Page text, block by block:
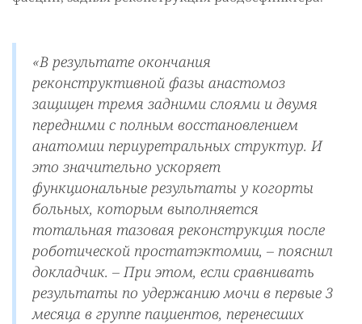
«В результате окончания
реконструктивной фазы анастомоз
защищен тремя задними слоями и двумя
передними с полным восстановлением
анатомии периуретральных структур. И
это значительно ускоряет
функциональные результаты у когорты
больных, которым выполняется
тотальная тазовая реконструкция после
роботической простатэктомии, – пояснил
докладчик. – При этом, если сравнивать
результаты по удержанию мочи в первые 3
месяца в группе пациентов, перенесших